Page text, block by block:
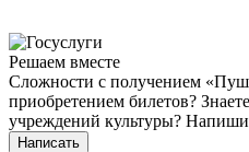
Решаем вместе
Сложности с получением
приобретением билетов?
учреждений культуры?
Написать